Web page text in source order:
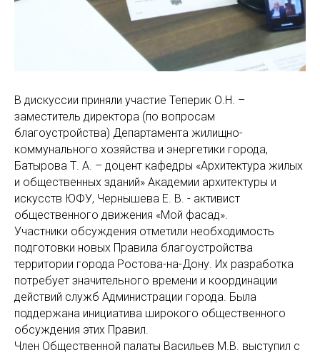
В дискуссии приняли участие Теперик О.Н. –
заместитель директора (по вопросам
благоустройства) Департамента жилищно-
коммунального хозяйства и энергетики города,
Батырова Т. А. – доцент кафедры «Архитектура жилых
и общественных зданий» Академии архитектуры и
искусств ЮФУ, Чернышева Е. В. - активист
общественного движения «Мой фасад».
Участники обсуждения отметили необходимость
подготовки новых Правила благоустройства
территории города Ростова-на-Дону. Их разработка
потребует значительного времени и координации
действий служб Администрации города. Была
поддержана инициатива широкого общественного
обсуждения этих Правил.
Член Общественной палаты Васильев М.В. выступил с